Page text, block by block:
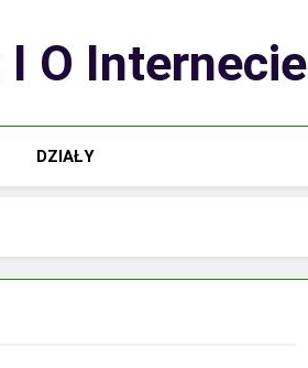
O Internecie
DZIAŁY